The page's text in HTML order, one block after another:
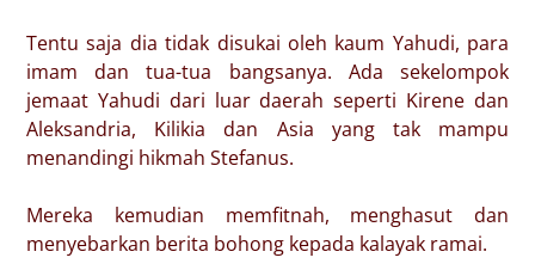
Tentu saja dia tidak disukai oleh kaum Yahudi, para
imam dan tua-tua bangsanya. Ada sekelompok
jemaat Yahudi dari luar daerah seperti Kirene dan
Aleksandria, Kilikia dan Asia yang tak mampu
menandingi hikmah Stefanus.
Mereka kemudian memfitnah, menghasut dan
menyebarkan berita bohong kepada kalayak ramai.